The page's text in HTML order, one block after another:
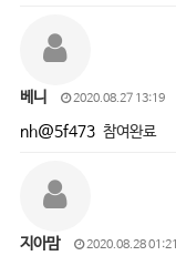
베니 2020.08.27 13:19
nh@5f473참여완료
지아맘 2020.08.28 01:21